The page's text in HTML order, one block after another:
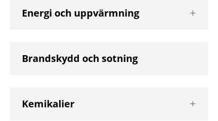
Energi och uppvärmning
nästa
Brandskydd och sotning
Kemikalier
nästa